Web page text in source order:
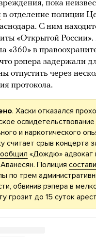
пока
в отделение полиции
С ним
«Открытой России».
«360» в
рэпера задержали
отпустить через
протокола.
. Хаски отказался
освидетельствование
и наркотического
считает срыв концерта
«Дождю» адвокат
Полиция
по трем
обвинив рэпера в
грозит до 15 суток